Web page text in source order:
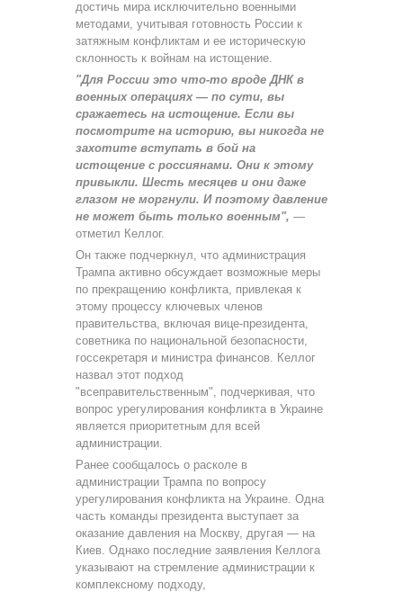
достичь мира исключительно военными
методами, учитывая готовность России к
затяжным конфликтам и ее историческую
склонность к войнам на истощение.
"Для России это что-то вроде ДНК в
военных операциях — по сути, вы
сражаетесь на истощение. Если вы
посмотрите на историю, вы никогда не
захотите вступать в бой на
истощение с россиянами. Они к этому
привыкли. Шесть месяцев и они даже
глазом не моргнули. И поэтому давление
не может быть только военным", —
отметил Келлог.
Он также подчеркнул, что администрация
Трампа активно обсуждает возможные меры
по прекращению конфликта, привлекая к
этому процессу ключевых членов
правительства, включая вице-президента,
советника по национальной безопасности,
госсекретаря и министра финансов. Келлог
назвал этот подход
"всеправительственным", подчеркивая, что
вопрос урегулирования конфликта в Украине
является приоритетным для всей
администрации.
Ранее сообщалось о расколе в
администрации Трампа по вопросу
урегулирования конфликта на Украине. Одна
часть команды президента выступает за
оказание давления на Москву, другая — на
Киев. Однако последние заявления Келлога
указывают на стремление администрации к
комплексному подходу,